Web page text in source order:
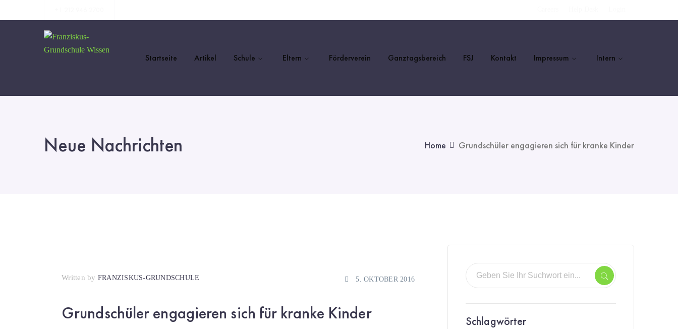
Startseite Artikel Schule Eltern Förderverein Ganztagsbereich FSJ Kontakt Impressum Intern
Neue Nachrichten Home Grundschüler engagieren sich für kranke Kinder
Written by FRANZISKUS-GRUNDSCHULE 5. OKTOBER 2016
Grundschüler engagieren sich für kranke Kinder Schlagwörter